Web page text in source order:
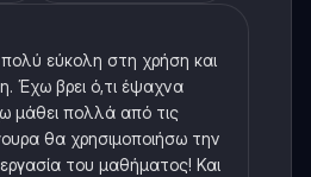
εύκολη στη χρήση και
Έχω βρει ό,τι έψαχνα
μάθει πολλά από τις
θα χρησιμοποιήσω την
του μαθήματος! Και